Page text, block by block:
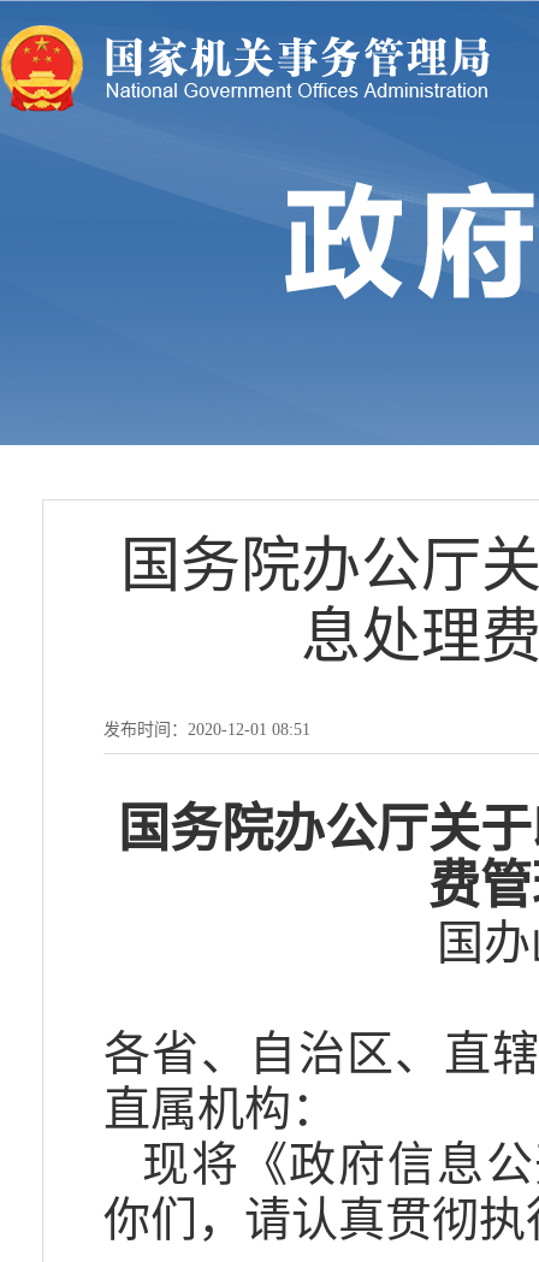
国务院办公厅
息处理
发布时间：2020-12-01 08:51
国务院办公厅关
费
国
各省、自治区、直
直属机构：
现将《政府信息
你们，请认真贯彻执